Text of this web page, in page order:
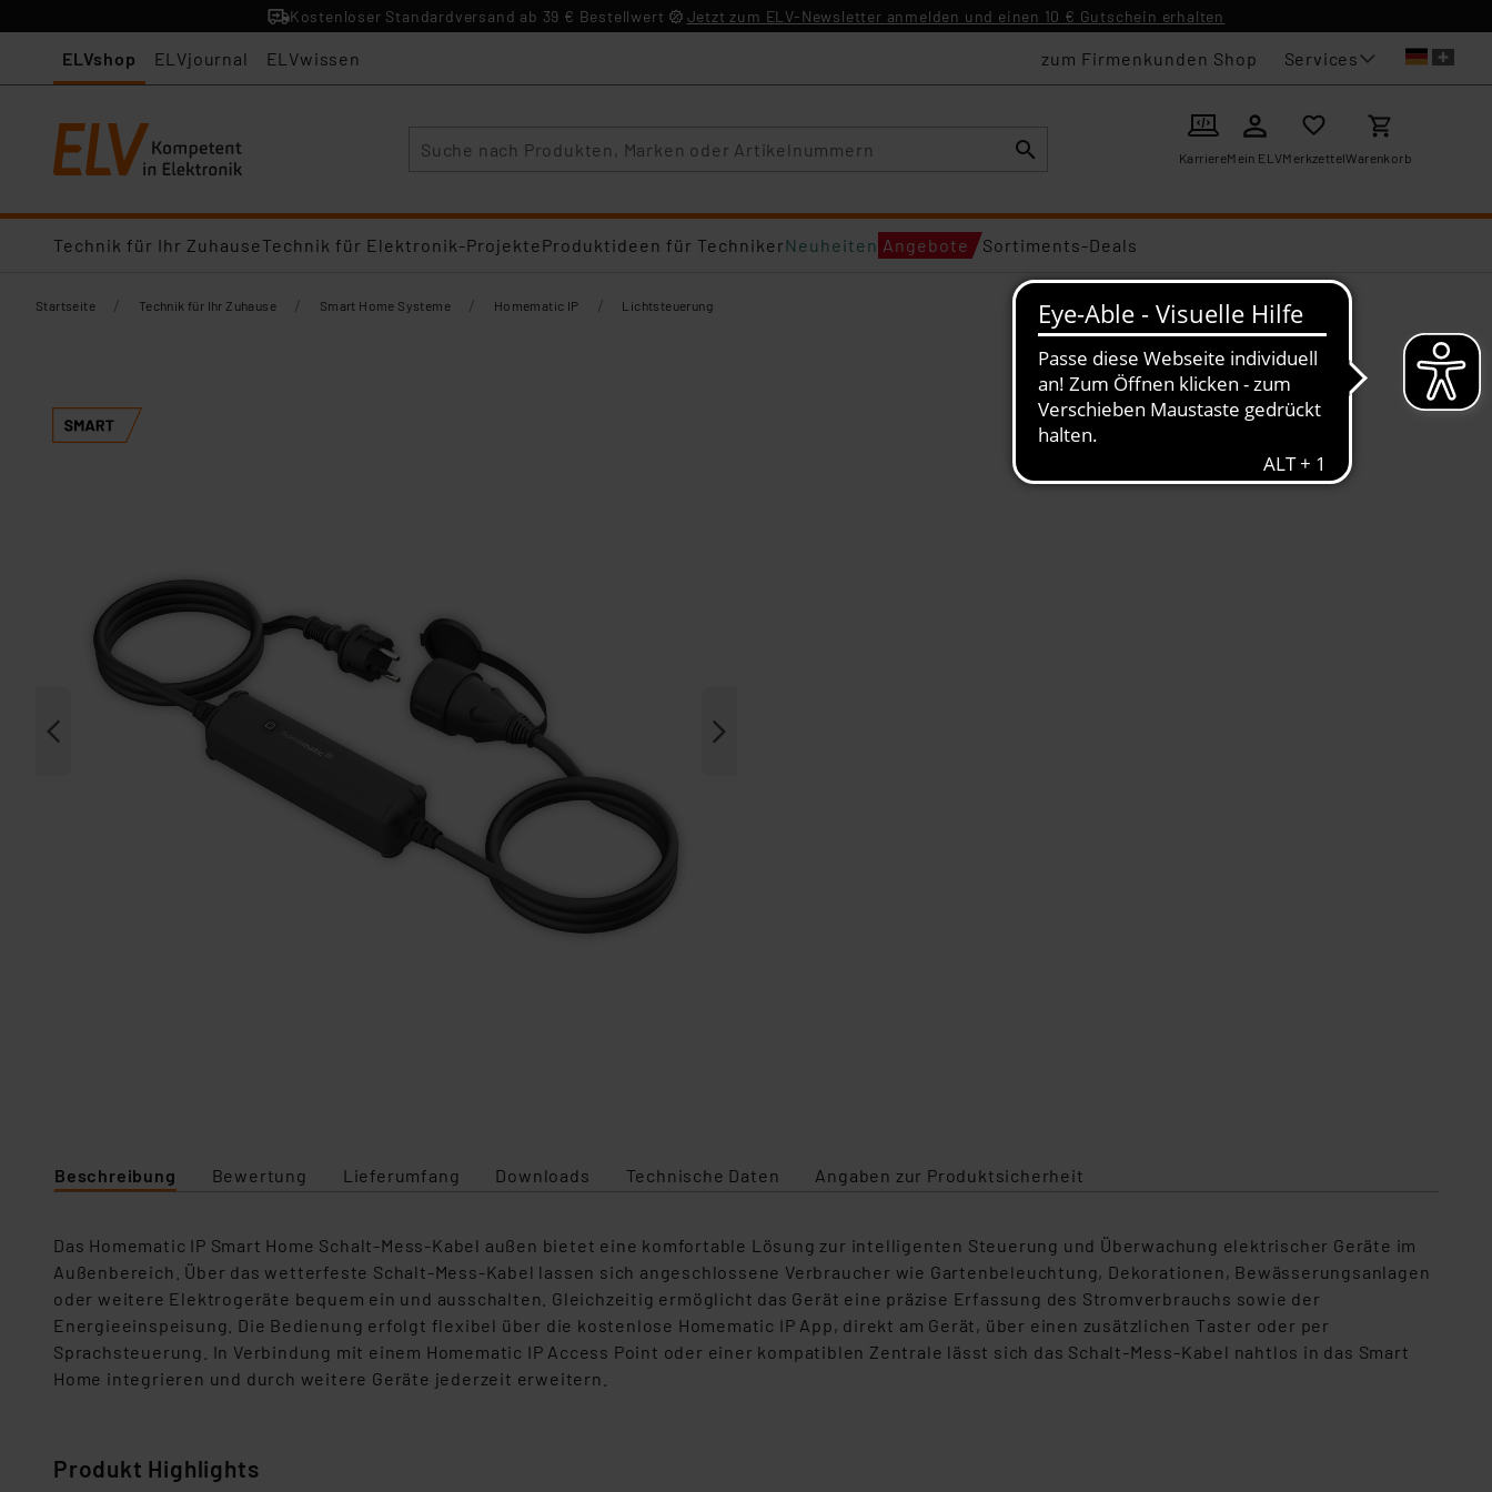
Kostenloser Standardversand ab 39 € Bestellwert Jetzt zum ELV-Newsletter anmelden und einen 10 € Gutschein erhalten
ELVshop ELVjournal ELVwissen zum Firmenkunden Shop Services
KarriereMein ELVMerkzettelWarenkorb
Technik für Ihr ZuhauseTechnik für Elektronik-ProjekteProduktideen für TechnikerNeuheiten Angebote Sortiments-Deals
Startseite / Technik für Ihr Zuhause / Smart Home Systeme / Homematic IP / Lichtsteuerung
Beschreibung Bewertung Lieferumfang Downloads Technische Daten Angaben zur Produktsicherheit
Das Homematic IP Smart Home Schalt‑Mess‑Kabel außen bietet eine komfortable Lösung zur intelligenten Steuerung und Überwachung elektrischer Geräte im
Außenbereich. Über das wetterfeste Schalt‑Mess‑Kabel lassen sich angeschlossene Verbraucher wie Gartenbeleuchtung, Dekorationen, Bewässerungsanlagen
oder weitere Elektrogeräte bequem ein und ausschalten. Gleichzeitig ermöglicht das Gerät eine präzise Erfassung des Stromverbrauchs sowie der
Energieeinspeisung. Die Bedienung erfolgt flexibel über die kostenlose Homematic IP App, direkt am Gerät, über einen zusätzlichen Taster oder per
Sprachsteuerung. In Verbindung mit einem Homematic IP Access Point oder einer kompatiblen Zentrale lässt sich das Schalt‑Mess‑Kabel nahtlos in das Smart
Home integrieren und durch weitere Geräte jederzeit erweitern.
Produkt Highlights